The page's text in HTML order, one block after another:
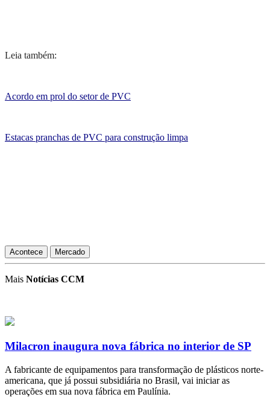
Leia também:
Acordo em prol do setor de PVC
Estacas pranchas de PVC para construção limpa
Acontece Mercado
Mais Notícias CCM
Milacron inaugura nova fábrica no interior de SP
A fabricante de equipamentos para transformação de plásticos norte-
americana, que já possui subsidiária no Brasil, vai iniciar as
operações em sua nova fábrica em Paulínia.